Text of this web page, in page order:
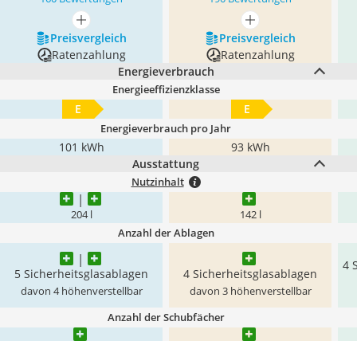
mehr anzeigen
mehr anzeigen
Preis­vergleich
Preis­vergleich
Ratenzahlung
Ratenzahlung
Energieverbrauch
Energieeffizienzklasse
E E
Energieverbrauch pro Jahr
101 kWh
93 kWh
Ausstattung
Nutzinhalt
204 l 142 l
Anzahl der Ablagen
5 Sicherheitsglasablagen
davon 4 höhenverstellbar
4 Sicherheitsglasablagen
davon 3 höhenverstellbar
4
Anzahl der Schubfächer